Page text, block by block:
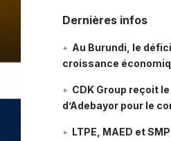
Dernières infos
Au Burundi, le
croissance
CDK Group reçoit
d’Adebayor pour le
LTPE, MAED et